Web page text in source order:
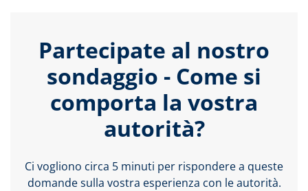
Partecipate al nostro
sondaggio - Come si
comporta la vostra
autorità?
Ci vogliono circa 5 minuti per rispondere a queste
domande sulla vostra esperienza con le autorità.